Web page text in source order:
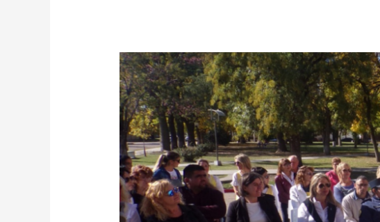
ACTO
75°
ANIVERSARIO
DE
LA
MUNICIPALIDAD
DE
GRAL.
GALARZA